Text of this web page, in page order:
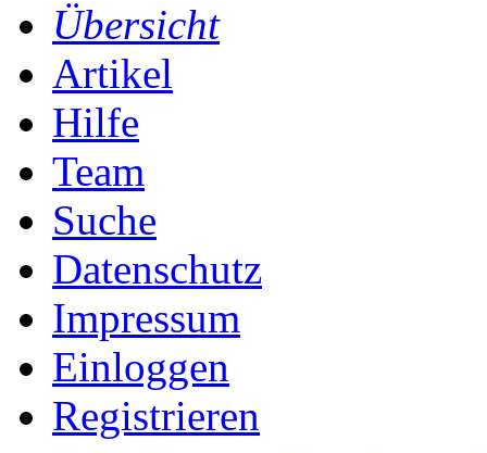
Übersicht
Artikel
Hilfe
Team
Suche
Datenschutz
Impressum
Einloggen
Registrieren